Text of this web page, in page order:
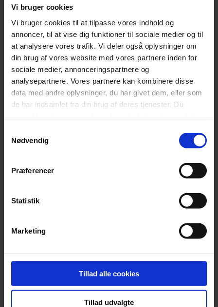
Vi bruger cookies
Vi bruger cookies til at tilpasse vores indhold og
annoncer, til at vise dig funktioner til sociale medier og til
at analysere vores trafik. Vi deler også oplysninger om
din brug af vores website med vores partnere inden for
sociale medier, annonceringspartnere og
analysepartnere. Vores partnere kan kombinere disse
data med andre oplysninger, du har givet dem, eller som
de har indsamlet fra din brug af deres tjenester. Du
Nødvendig
Præferencer
Statistik
Marketing
Tillad alle cookies
Tillad udvalgte